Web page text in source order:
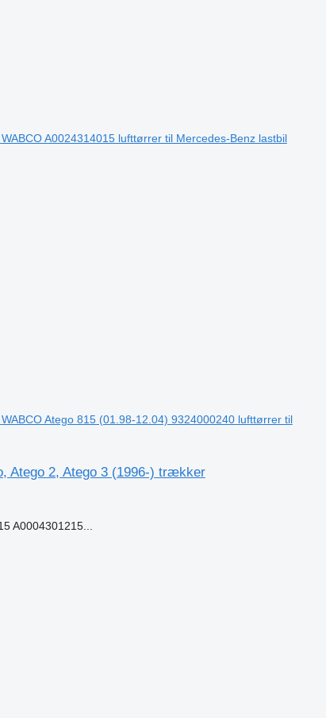
WABCO A0024314015 lufttørrer til Mercedes-Benz lastbil
WABCO Atego 815 (01.98-12.04) 9324000240 lufttørrer til
Atego 2, Atego 3 (1996-) trækker
A0004301215...